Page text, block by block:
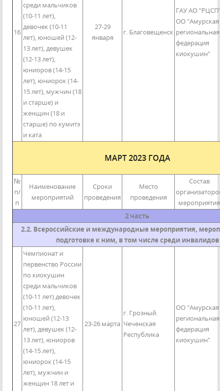
16
среди мальчиков
(10-11 лет),
девочек (10-11
лет), юношей (12-
13 лет), девушек
(12-13 лет),
юниоров (14-15
лет), юниорок (14-
15 лет), мужчин (18
и старше) и
женщин (18 и
старше) по кумитэ
и ката
27-29
января
г. Благовещенск
ГАУ АО
ОО "Амурская
региональная
федерация
киокушин"
МАРТ 2023 ГОДА
№
п/
п
Наименование
мероприятий
Сроки
проведения
Место
проведения
Состав
мероприятия
2 часть
2.2. Всероссийские и международные мероприятия,
подготовке к ним, в том числе среди инвалидов
27
Чемпионат и
первенство России
по киокушин
среди мальчиков
(10-11 лет) девочек
(10-11 лет),
юношей (12-13
лет), девушек (12-
13 лет), юниоров
(14-15 лет),
юниорок (14-15
лет), мужчин и
женщин 18 лет и
23-26 марта
г. Грозный.
Чеченская
Республика
ОО "Амурская
региональная
федерация
киокушин"